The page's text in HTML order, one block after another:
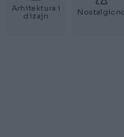
Arhitektura i
dizajn